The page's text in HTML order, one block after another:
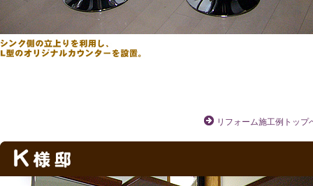
リフォーム施工例トップ